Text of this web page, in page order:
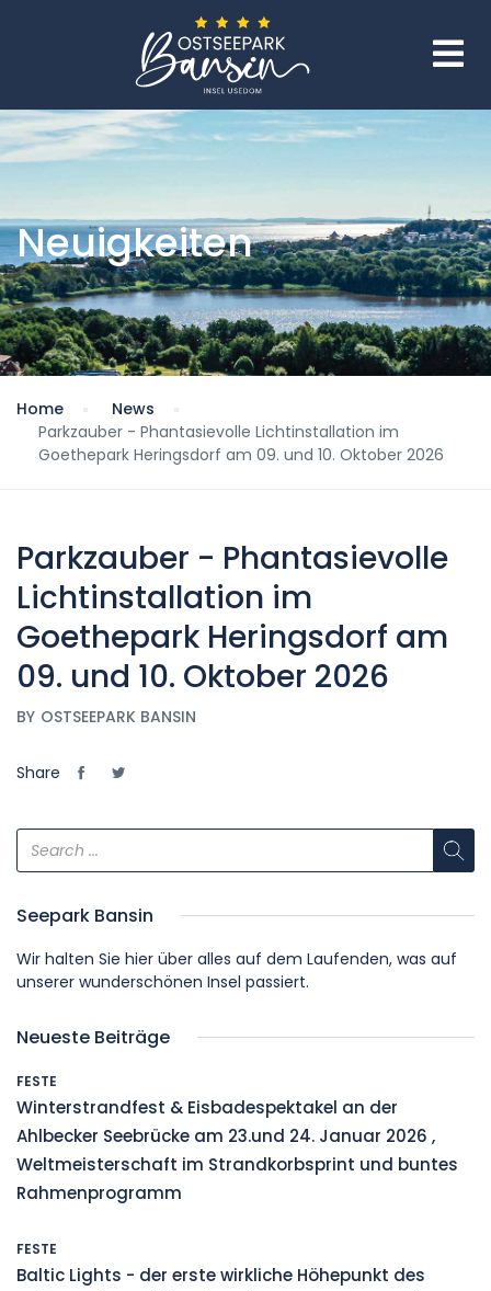
Neuigkeiten
Home
News
Parkzauber - Phantasievolle Lichtinstallation im
Goethepark Heringsdorf am 09. und 10. Oktober 2026
Parkzauber - Phantasievolle
Lichtinstallation im
Goethepark Heringsdorf am
09. und 10. Oktober 2026
BY OSTSEEPARK BANSIN
Share
Seepark Bansin
Wir halten Sie hier über alles auf dem Laufenden, was auf
unserer wunderschönen Insel passiert.
Neueste Beiträge
FESTE
Winterstrandfest & Eisbadespektakel an der
Ahlbecker Seebrücke am 23.und 24. Januar 2026 ,
Weltmeisterschaft im Strandkorbsprint und buntes
Rahmenprogramm
FESTE
Baltic Lights - der erste wirkliche Höhepunkt des